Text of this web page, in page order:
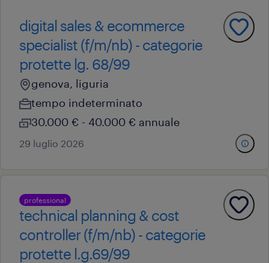
digital sales & ecommerce
specialist (f/m/nb) - categorie
protette lg. 68/99
genova, liguria
tempo indeterminato
30.000 € - 40.000 € annuale
29 luglio 2026
professional
technical planning & cost
controller (f/m/nb) - categorie
protette l.g.69/99